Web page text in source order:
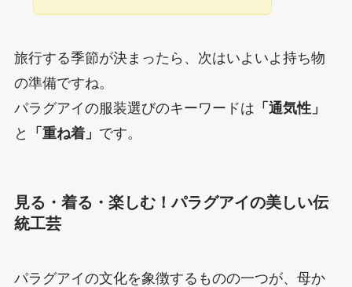
旅行する季節が決まったら、次はいよいよ持ち物
の準備ですね。
パラグアイの服装選びのキーワードは 「通気性」
と
「重ね着」 です。
見る・着る・楽しむ！パラグアイの美しい伝
統工芸
パラグアイの文化を象徴するものの一つが、母か